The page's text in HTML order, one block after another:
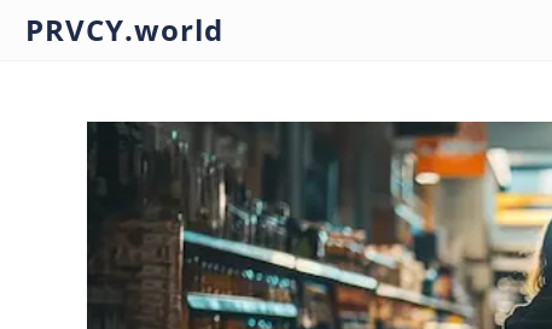
PRVCY.world